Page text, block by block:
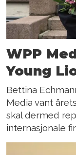
WPP
Young
Bettina
Media vant
skal dermed
internasjonale